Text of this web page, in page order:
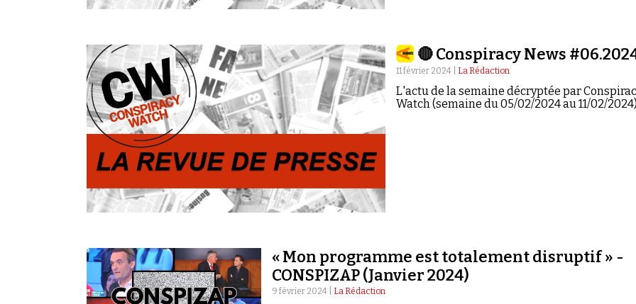
🔴 Conspiracy News
11 février 2024 | La Rédaction
L'actu de la semaine décryptée par
Watch (semaine du 05/02/2024 au 11/02/
« Mon programme est totalement disruptif » -
CONSPIZAP (Janvier 2024)
9 février 2024 | La Rédaction